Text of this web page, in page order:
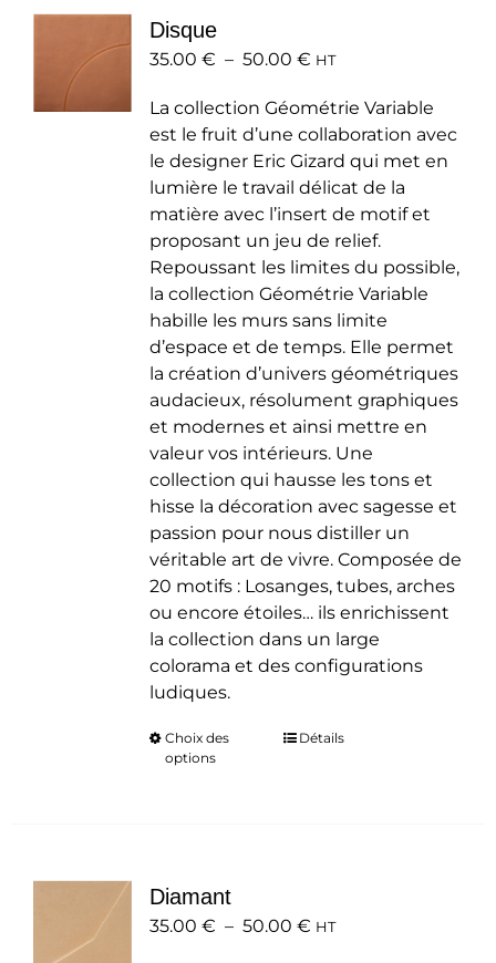
peuvent
choisies
sur
la
page
du
produit
Disque
35.00 € – 50.00 €Plage
prix :
35.00 €
à
50.00 €
HT
La collection Géométrie Variable
est le fruit d’une collaboration avec
le designer Eric Gizard qui met en
lumière le travail délicat de la
matière avec l’insert de motif et
proposant un jeu de relief.
Repoussant les limites du possible,
la collection Géométrie Variable
habille les murs sans limite
d’espace et de temps. Elle permet
la création d’univers géométriques
audacieux, résolument graphiques
et modernes et ainsi mettre en
valeur vos intérieurs. Une
collection qui hausse les tons et
hisse la décoration avec sagesse et
passion pour nous distiller un
véritable art de vivre. Composée de
20 motifs : Losanges, tubes, arches
ou encore étoiles… ils enrichissent
la collection dans un large
colorama et des configurations
ludiques.
Choix des
options
Ce
peuvent
Détails
Diamant
35.00 € – 50.00 €Plage
HT